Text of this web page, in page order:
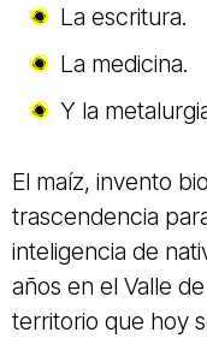
La escritura.
La medicina.
Y la
El maíz, invento
trascendencia
inteligencia de
años en el Valle
territorio que hoy